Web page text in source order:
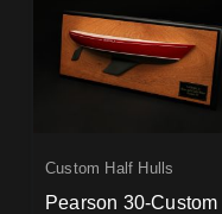
Custom Half Hulls
Pearson 30-Custom